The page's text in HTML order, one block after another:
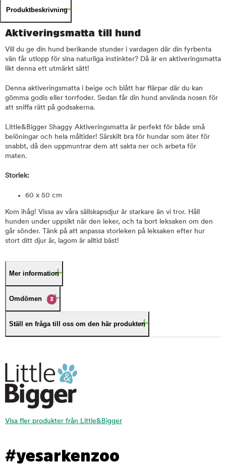
Produktbeskrivning
Aktiveringsmatta till hund
Vill du ge din hund berikande stunder i vardagen där din fyrbenta
vän får utlopp för sina naturliga instinkter? Då är en aktiveringsmatta
likt denna ett utmärkt sätt!
Denna aktiveringsmatta i beige och blått har flärpar där du kan
gömma godis eller torrfoder. Sedan får din hund använda nosen för
att sniffa rätt på godsakerna.
Little&Bigger Shaggy Aktiveringsmatta är perfekt för både små
belöningar och hela måltider! Särskilt bra för hundar som äter för
snabbt, då den uppmuntrar dem att sakta ner och arbeta för
maten.
Storlek:
60 x 50 cm
Kom ihåg! Vissa av våra sällskapsdjur är starkare än vi tror. Håll
hunden under uppsikt när den leker, och ta bort leksaken om den
går sönder. Tänk på att anpassa storleken på leksaken efter hur
stort ditt djur är, lagom är alltid bäst!
Mer information
Omdömen 2
Ställ en fråga till oss om den här produkten
Visa fler produkter från Little&Bigger
#yesarkenzoo